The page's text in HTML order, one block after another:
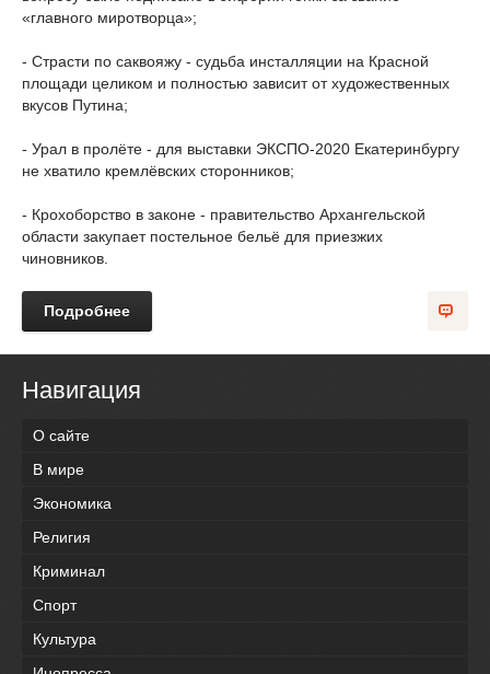
«главного миротворца»;
- Страсти по саквояжу - судьба инсталляции на Красной
площади целиком и полностью зависит от художественных
вкусов Путина;
- Урал в пролёте - для выставки ЭКСПО-2020 Екатеринбургу
не хватило кремлёвских сторонников;
- Крохоборство в законе - правительство Архангельской
области закупает постельное бельё для приезжих
чиновников.
Подробнее
Навигация
О сайте
В мире
Экономика
Религия
Криминал
Спорт
Культура